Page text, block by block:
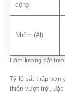
cộng
Nhôm (Al)
Hàm lượng sắt
Tỷ lệ sắt thấp hơn
thiện vượt trội, đặc